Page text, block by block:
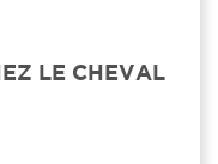
LE CHEVAL